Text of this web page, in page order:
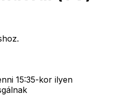
15:35-kor ilyen